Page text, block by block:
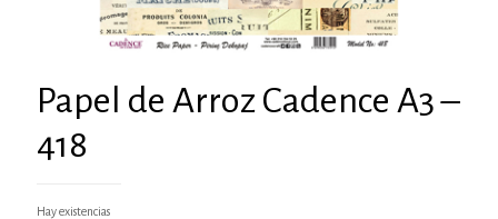
Papel de Arroz Cadence A3 –
418
Hay existencias